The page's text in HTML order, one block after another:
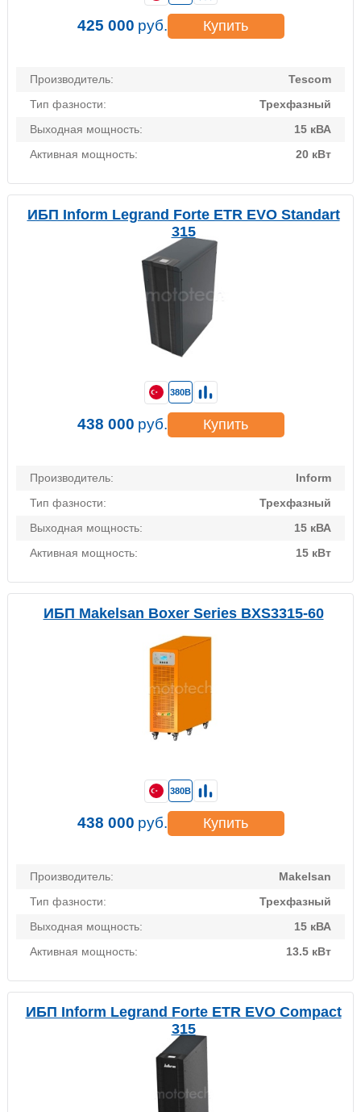
Производитель:
Tescom
Тип фазности:
Трехфазный
Выходная мощность:
15 кВА
Активная мощность:
20 кВт
425 000 руб. Купить
ИБП Inform Legrand Forte ETR EVO Standart
315
Производитель:
Inform
Тип фазности:
Трехфазный
Выходная мощность:
15 кВА
Активная мощность:
15 кВт
380В
438 000 руб. Купить
ИБП Makelsan Boxer Series BXS3315-60
Производитель:
Makelsan
Тип фазности:
Трехфазный
Выходная мощность:
15 кВА
Активная мощность:
13.5 кВт
380В
438 000 руб. Купить
ИБП Inform Legrand Forte ETR EVO Compact
315